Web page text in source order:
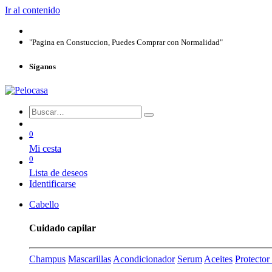
Ir al contenido
"Pagina en Constuccion, Puedes Comprar con Normalidad"
Síganos
0
Mi cesta
0
Lista de deseos
Identificarse
Cabello
Cuidado capilar
Champus Mascarillas Acondicionador Serum Aceites